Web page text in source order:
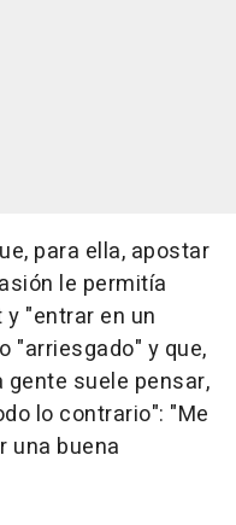
para ella, apostar
le permitía
"entrar en un
"arriesgado" y que,
suele pensar,
lo contrario": "Me
una buena